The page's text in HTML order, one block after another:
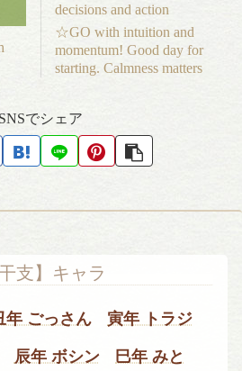
decisions and action
☆GO with intuition and
momentum! Good day for
starting. Calmness matters
SNSでシェア
干支】キャラ
年 ごっさん 寅年 トラジ
辰年 ボシン 巳年 みと